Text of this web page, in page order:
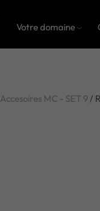
Votre domaine
Accesoires MC - SET 9/